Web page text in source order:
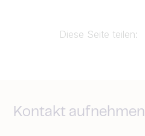
Diese Seite teilen:
Kontakt aufnehmen